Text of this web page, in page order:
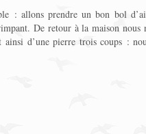
: allons prendre un bon bol
De retour à la maison nous
d’une pierre trois coups :